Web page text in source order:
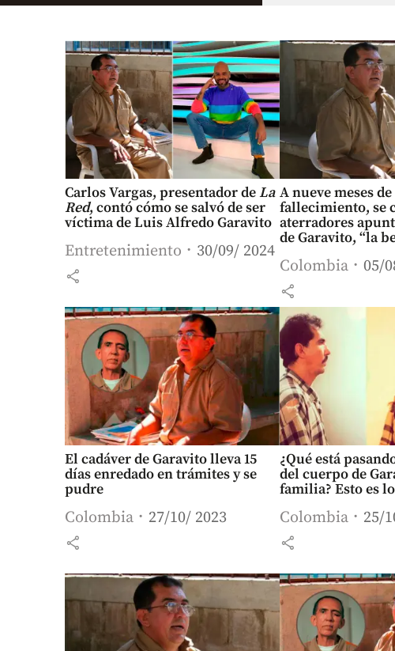
Carlos Vargas, presentador deLa
Red, contó cómo se salvó de ser
víctima de Luis Alfredo Garavito
Entretenimiento 30/09/ 2024
share
A nueve meses
fallecimiento, se
aterradores
de Garavito, “la
Colombia 05/
share
El cadáver de Garavito lleva 15
días enredado en trámites y se
pudre
Colombia 27/10/ 2023
share
¿Qué está
del cuerpo de
familia? Esto es
Colombia 25/
share